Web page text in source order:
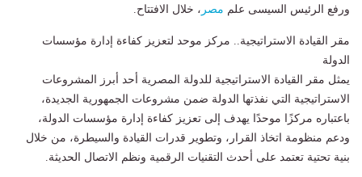
ورفع الرئيس السيسى علم مصر ، خلال الافتتاح.
مقر القيادة الاستراتيجية.. مركز موحد لتعزيز كفاءة إدارة مؤسسات
الدولة
يمثل مقر القيادة الاستراتيجية للدولة المصرية أحد أبرز المشروعات
الاستراتيجية التي نفذتها الدولة ضمن مشروعات الجمهورية الجديدة،
باعتباره مركزًا موحدًا يهدف إلى تعزيز كفاءة إدارة مؤسسات الدولة،
ودعم منظومة اتخاذ القرار، وتطوير قدرات القيادة والسيطرة، من خلال
بنية تحتية تعتمد على أحدث التقنيات الرقمية ونظم الاتصال الحديثة.